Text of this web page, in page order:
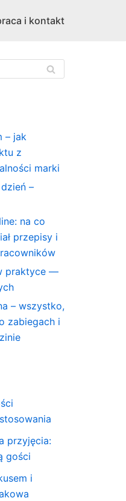
i kontakt
– jak
z
marki
–
na co
przepisy i
praktyce —
– wszystko,
zabiegach i
przyjęcia:
gości
i